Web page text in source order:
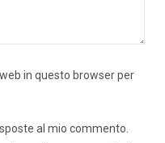
in questo browser per
al mio commento.